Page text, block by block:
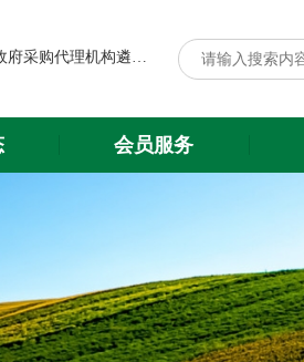
第八届中国粮食交易大会展台搭建与展会服务项目政府采购代理机构遴选结果公示
会员服务